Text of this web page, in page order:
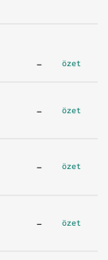
- özet
- özet
- özet
- özet